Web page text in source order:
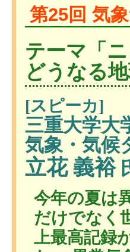
第25回 気
テーマ「
どうなる
[スピーカ]
三重大学大
気象・気候
立花 義裕
今年の夏は
だけでなく
上最高記録